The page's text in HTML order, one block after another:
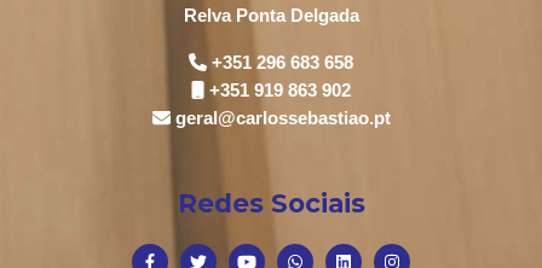
Relva Ponta Delgada
+351 296 683 658
+351 919 863 902
geral@carlossebastiao.pt
Redes Sociais